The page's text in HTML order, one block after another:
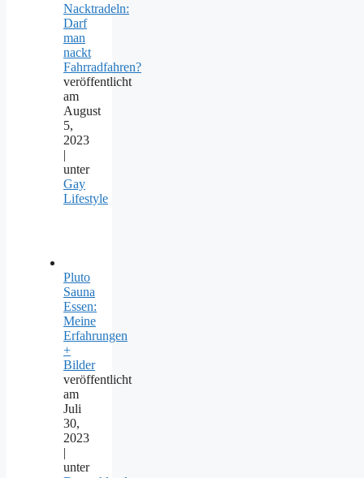
Nacktradeln:
Darf
man
nackt
Fahrradfahren?
veröffentlicht
am
August
5,
2023
|
unter
Gay
Lifestyle
Pluto
Sauna
Essen:
Meine
Erfahrungen
+
Bilder
veröffentlicht
am
Juli
30,
2023
|
unter